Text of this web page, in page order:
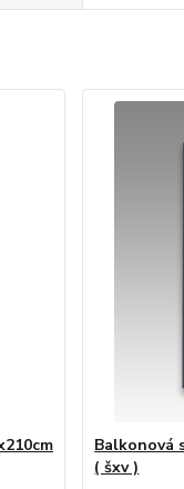
Balkonová
( šxv )